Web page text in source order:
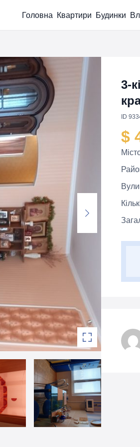
Головна
Квартири Будинки
3-
ID
$